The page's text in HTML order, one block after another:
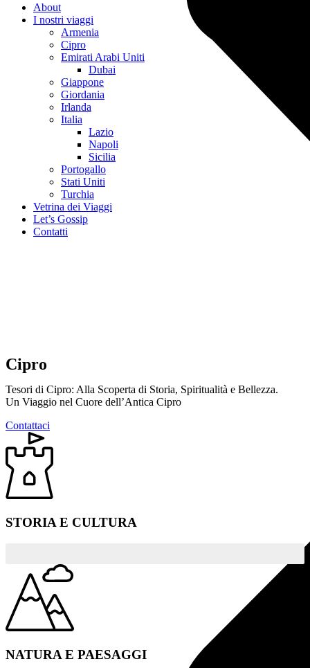
About
I nostri viaggi
Armenia
Cipro
Emirati Arabi Uniti
Dubai
Giappone
Giordania
Irlanda
Italia
Lazio
Napoli
Sicilia
Portogallo
Stati Uniti
Turchia
Vetrina dei Viaggi
Let’s Gossip
Contatti
Cipro
Tesori di Cipro: Alla Scoperta di Storia, Spiritualità e Bellezza.
Un Viaggio nel Cuore dell’Antica Cipro
Contattaci
STORIA E CULTURA
NATURA E PAESAGGI